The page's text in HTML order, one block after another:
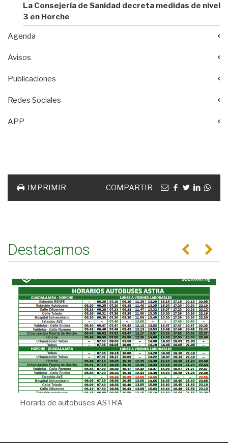
La Consejería de Sanidad decreta medidas de nivel
3 en Horche
Agenda
Avisos
Publicaciones
Redes Sociales
APP
IMPRIMIR COMPARTIR Emailfacebook
twitterlinkedin
Destacamos Anterior
Horario de autobuses ASTRA